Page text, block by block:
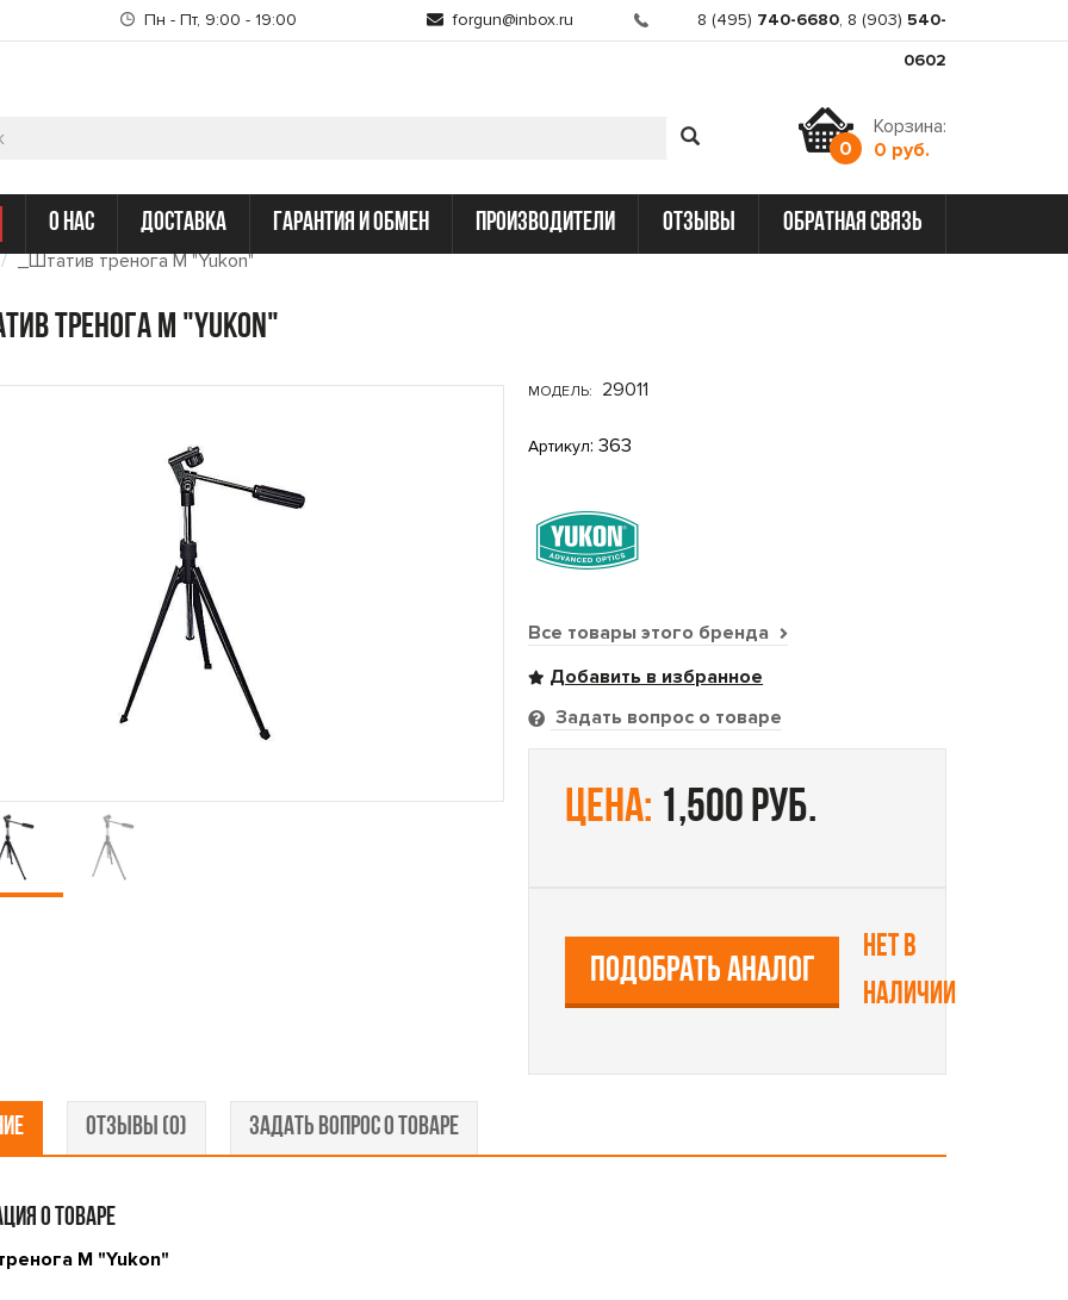
Пн - Пт, 9:00 - 19:00 forgun@inbox.ru 8 (495) 740-6680, 8 (903) 540-
0602
0
Корзина:
0 руб.
о нас доставка гарантия и обмен производители отзывы обратная связь
_Штатив тренога M "Yukon"
тренога M "Yukon"
МОДЕЛЬ: 29011
Артикул: 363
Все товары этого бренда
Задать вопрос о товаре
цена: 1,500 руб.
ПОДОБРАТЬ АНАЛОГ
Нет в
наличии
ОТЗЫВЫ (0) ЗАДАТЬ ВОПРОС О ТОВАРЕ
О ТОВАРЕ
M "Yukon"